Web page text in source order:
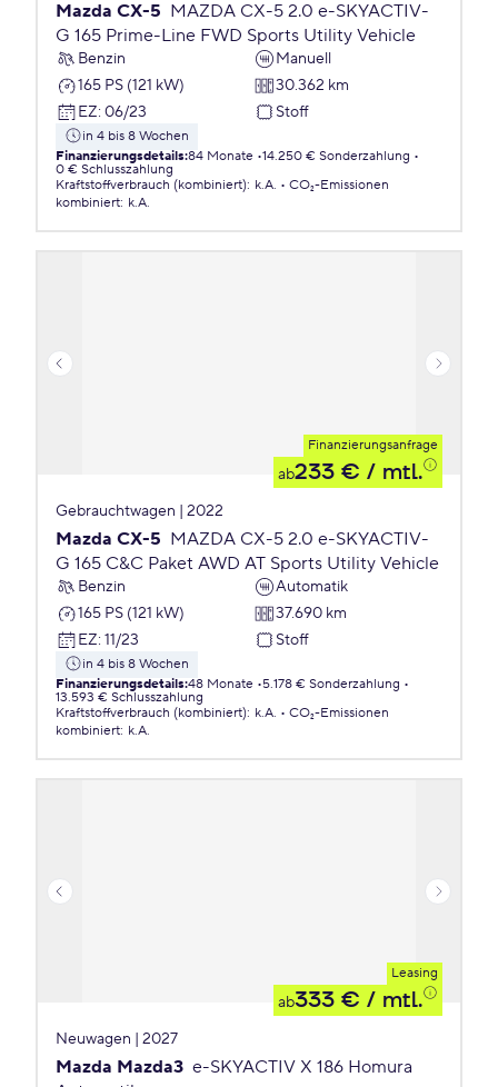
Mazda CX-5 MAZDA CX-5 2.0 e-SKYACTIV-
G 165 Prime-Line FWD Sports Utility Vehicle
Benzin
Manuell
165 PS (121 kW)
30.362 km
EZ: 06/23 Stoff
in 4 bis 8 Wochen
Finanzierungsdetails:84 Monate 14.250 € Sonderzahlung
0 € Schlusszahlung
Kraftstoffverbrauch (kombiniert): k.A.
CO₂-Emissionen
kombiniert: k.A.
Finanzierungsanfrage
ab233 € / mtl.
Gebrauchtwagen | 2022
Mazda CX-5 MAZDA CX-5 2.0 e-SKYACTIV-
G 165 C&C Paket AWD AT Sports Utility Vehicle
Benzin
Automatik
165 PS (121 kW)
37.690 km
EZ: 11/23 Stoff
in 4 bis 8 Wochen
Finanzierungsdetails:48 Monate 5.178 € Sonderzahlung
13.593 € Schlusszahlung
Kraftstoffverbrauch (kombiniert): k.A.
CO₂-Emissionen
kombiniert: k.A.
Leasing
ab333 € / mtl.
Neuwagen | 2027
Mazda Mazda3 e-SKYACTIV X 186 Homura